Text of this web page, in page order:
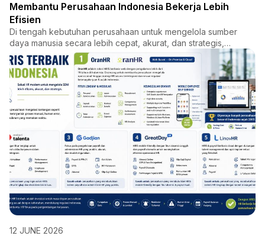
Membantu Perusahaan Indonesia Bekerja Lebih
Efisien
Di tengah kebutuhan perusahaan untuk mengelola sumber
daya manusia secara lebih cepat, akurat, dan strategis,
OranHR had...
12 JUNE 2026